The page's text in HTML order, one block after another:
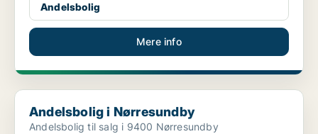
Andelsbolig
Mere info
Andelsbolig i Nørresundby
Andelsbolig i Nørresundby
Andelsbolig til salg i 9400 Nørresundby